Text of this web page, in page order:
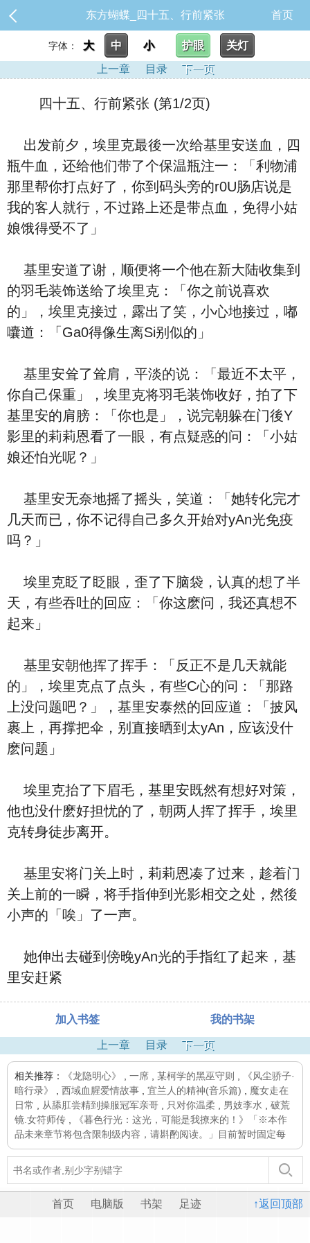
东方蝴蝶_四十五、行前紧张 首页
字体： 大 中 小 护眼
关灯
上一章
目录 下一页
四十五、行前紧张 (第1/2页)
出发前夕，埃里克最後一次给基里安送血，四
瓶牛血，还给他们带了个保温瓶注一：「利物浦
那里帮你打点好了，你到码头旁的r0U肠店说是
我的客人就行，不过路上还是带点血，免得小姑
娘饿得受不了」
基里安道了谢，顺便将一个他在新大陆收集到
的羽毛装饰送给了埃里克：「你之前说喜欢
的」，埃里克接过，露出了笑，小心地接过，嘟
囔道：「Ga0得像生离Si别似的」
基里安耸了耸肩，平淡的说：「最近不太平，
你自己保重」，埃里克将羽毛装饰收好，拍了下
基里安的肩膀：「你也是」，说完朝躲在门後Y
影里的莉莉恩看了一眼，有点疑惑的问：「小姑
娘还怕光呢？」
基里安无奈地摇了摇头，笑道：「她转化完才
几天而已，你不记得自己多久开始对yAn光免疫
吗？」
埃里克眨了眨眼，歪了下脑袋，认真的想了半
天，有些吞吐的回应：「你这麽问，我还真想不
起来」
基里安朝他挥了挥手：「反正不是几天就能
的」，埃里克点了点头，有些C心的问：「那路
上没问题吧？」，基里安泰然的回应道：「披风
裹上，再撑把伞，别直接晒到太yAn，应该没什
麽问题」
埃里克抬了下眉毛，基里安既然有想好对策，
他也没什麽好担忧的了，朝两人挥了挥手，埃里
克转身徒步离开。
基里安将门关上时，莉莉恩凑了过来，趁着门
关上前的一瞬，将手指伸到光影相交之处，然後
小声的「唉」了一声。
她伸出去碰到傍晚yAn光的手指红了起来，基
里安赶紧
加入书签 我的书架
上一章 目录 下一页
相关推荐： 《龙隐明心》 一席 某柯学的黑巫守则
《风尘骄子·
暗行录》
西域血腥爱情故事 宜兰人的精神(音乐篇)
魔女走在
日常
从舔肛尝精到操服冠军亲哥 只对你温柔 男妓李水
破荒
镜.女符师传
《暮色行光：这光，可能是我撩来的！》「※本作
品未来章节将包含限制级内容，请斟酌阅读。」目前暂时固定每
↑返回顶部
首页 电脑版 书架 足迹